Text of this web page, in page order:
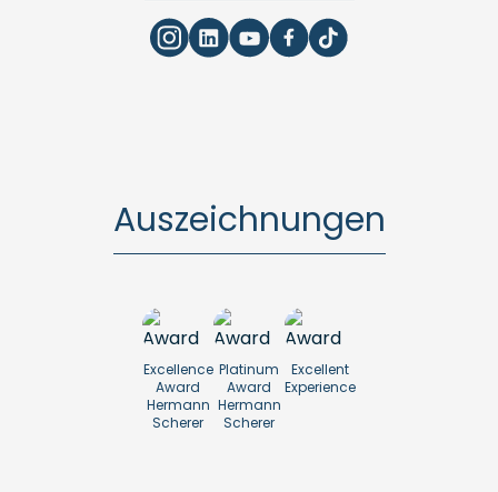
Auszeichnungen
Excellence
Award
Hermann
Scherer
Platinum
Award
Hermann
Scherer
Excellent
Experience